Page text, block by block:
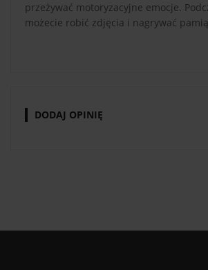
przeżywać motoryzacyjne emocje.
możecie robić zdjęcia i nagrywać
DODAJ OPINIĘ